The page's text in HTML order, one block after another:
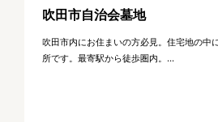
吹田市自治会墓地
吹田市内にお住まいの方必見。住宅地の中
所です。最寄駅から徒歩圏内。...